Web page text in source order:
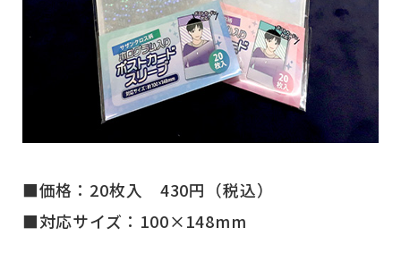
■価格：20枚入 430円（税込）
■対応サイズ：100×148mm